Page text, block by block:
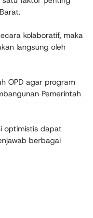
kolaboratif, maka
langsung oleh
OPD agar program
Pemerintah
optimistis dapat
berbagai